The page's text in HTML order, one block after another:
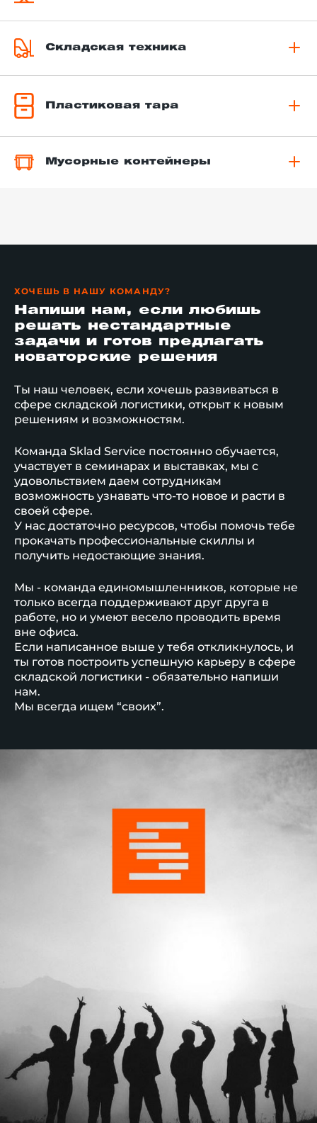
Складская техника
Пластиковая тара
Мусорные контейнеры
ХОЧЕШЬ В НАШУ КОМАНДУ?
Напиши нам, если любишь
решать нестандартные
задачи и готов предлагать
новаторские решения
Ты наш человек, если хочешь развиваться в
сфере складской логистики, открыт к новым
решениям и возможностям.
Команда Sklad Service постоянно обучается,
участвует в семинарах и выставках, мы с
удовольствием даем сотрудникам
возможность узнавать что-то новое и расти в
своей сфере.
У нас достаточно ресурсов, чтобы помочь тебе
прокачать профессиональные скиллы и
получить недостающие знания.
Мы - команда единомышленников, которые не
только всегда поддерживают друг друга в
работе, но и умеют весело проводить время
вне офиса.
Если написанное выше у тебя откликнулось, и
ты готов построить успешную карьеру в сфере
складской логистики - обязательно напиши
нам.
Мы всегда ищем “своих”.